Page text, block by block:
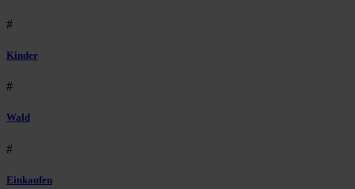
#
Kinder
#
Wald
#
Einkaufen